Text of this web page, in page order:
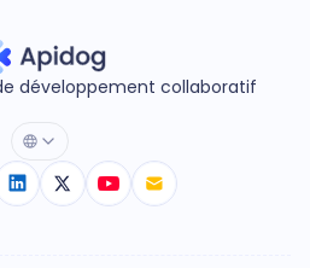
développement collaboratif